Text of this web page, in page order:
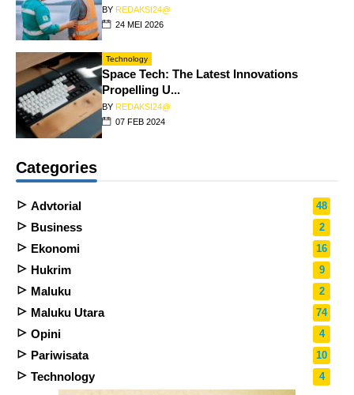
BY REDAKSI24@
24 MEI 2026
Technology
Space Tech: The Latest Innovations
Propelling U...
BY REDAKSI24@
07 FEB 2024
Categories
Advtorial 48
Business 2
Ekonomi 16
Hukrim 9
Maluku 2
Maluku Utara 74
Opini 4
Pariwisata 10
Technology 4